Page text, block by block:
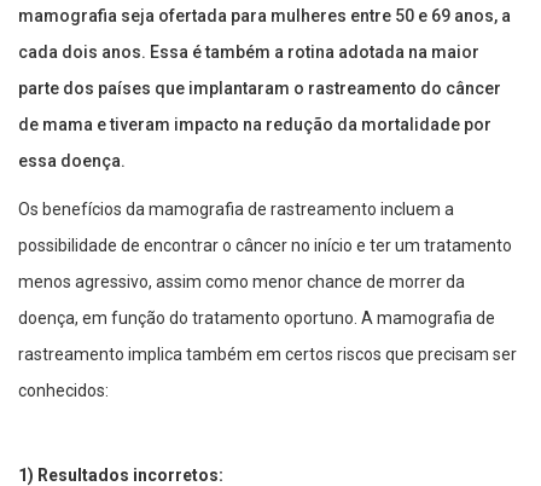
mamografia seja ofertada para mulheres entre 50 e 69 anos, a
cada dois anos. Essa é também a rotina adotada na maior
parte dos países que implantaram o rastreamento do câncer
de mama e tiveram impacto na redução da mortalidade por
essa doença.
Os benefícios da mamografia de rastreamento incluem a
possibilidade de encontrar o câncer no início e ter um tratamento
menos agressivo, assim como menor chance de morrer da
doença, em função do tratamento oportuno. A mamografia de
rastreamento implica também em certos riscos que precisam ser
conhecidos:
1) Resultados incorretos: